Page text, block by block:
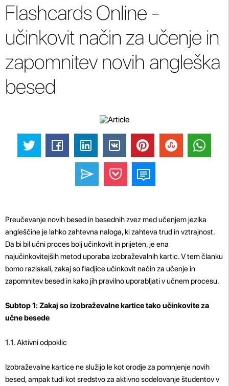
Flashcards Online -
učinkovit način za učenje in
zapomnitev novih angleška
besed
Preučevanje novih besed in besednih zvez med učenjem jezika
angleščine je lahko zahtevna naloga, ki zahteva trud in vztrajnost.
Da bi bil učni proces bolj učinkovit in prijeten, je ena
najučinkovitejših metod uporaba izobraževalnih kartic. V tem članku
bomo raziskali, zakaj so fladjice učinkovit način za učenje in
zapomnitev besed in kako jih pravilno uporabljati v učnem procesu.
Subtop 1: Zakaj so izobraževalne kartice tako učinkovite za
učne besede
1.1. Aktivni odpoklic
Izobraževalne kartice ne služijo le kot orodje za pomnjenje novih
besed, ampak tudi kot sredstvo za aktivno sodelovanje študentov v